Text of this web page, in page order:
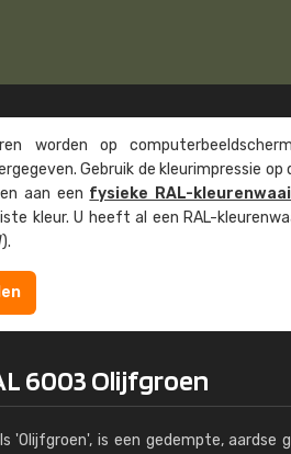
worden op
Gebruik de kleur­impressie op
aan een fysieke RAL-
kleur. U heeft al een RAL-
6003 Olijfgroen
'Olijfgroen', is een gedempte,